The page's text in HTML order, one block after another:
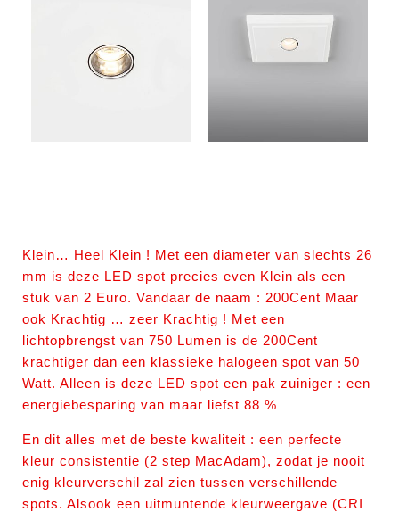
Klein… Heel Klein ! Met een diameter van slechts 26
mm is deze LED spot precies even Klein als een
stuk van 2 Euro. Vandaar de naam : 200Cent Maar
ook Krachtig … zeer Krachtig ! Met een
lichtopbrengst van 750 Lumen is de 200Cent
krachtiger dan een klassieke halogeen spot van 50
Watt. Alleen is deze LED spot een pak zuiniger : een
energiebesparing van maar liefst 88 %
En dit alles met de beste kwaliteit : een perfecte
kleur consistentie (2 step MacAdam), zodat je nooit
enig kleurverschil zal zien tussen verschillende
spots. Alsook een uitmuntende kleurweergave (CRI